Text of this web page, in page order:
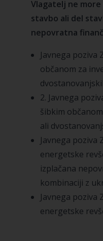
Vlagatelj ne
stavbo ali del
nepovratna
Javnega poziva
občanom za
2. Javnega
šibkim
ali
Javnega poziva
energetske
izplačana
kombinaciji z
Javnega poziva
energetske